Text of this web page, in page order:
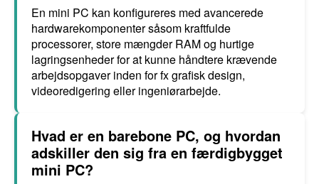
En mini PC kan konfigureres med avancerede
hardwarekomponenter såsom kraftfulde
processorer, store mængder RAM og hurtige
lagringsenheder for at kunne håndtere krævende
arbejdsopgaver inden for fx grafisk design,
videoredigering eller ingeniørarbejde.
Hvad er en barebone PC, og hvordan
adskiller den sig fra en færdigbygget
mini PC?